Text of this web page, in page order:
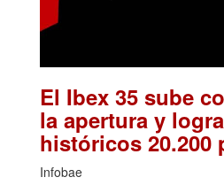
El Ibex 35 sube
la apertura y
históricos 20.200
Infobae